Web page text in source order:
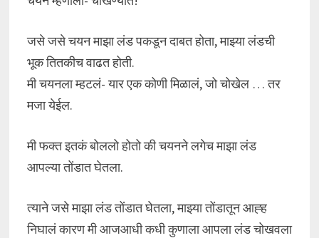
जसे जसे चयन माझा लंड पकडून दाबत होता, माझ्या लंडची
भूक तितकीच वाढत होती.
मी चयनला म्हटलं- यार एक कोणी मिळालं, जो चोखेल … तर
मजा येईल.
मी फक्त इतकं बोललो होतो की चयनने लगेच माझा लंड
आपल्या तोंडात घेतला.
त्याने जसे माझा लंड तोंडात घेतला, माझ्या तोंडातून आह्ह
निघालं कारण मी आजआधी कधी कुणाला आपला लंड चोखवला